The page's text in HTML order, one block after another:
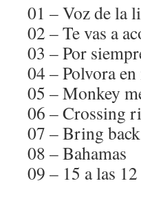
01 – Voz de la
02 – Te vas a
03 – Por
04 – Polvora
05 – Monkey
06 – Crossing
07 – Bring
08 – Bahamas
09 – 15 a las 12